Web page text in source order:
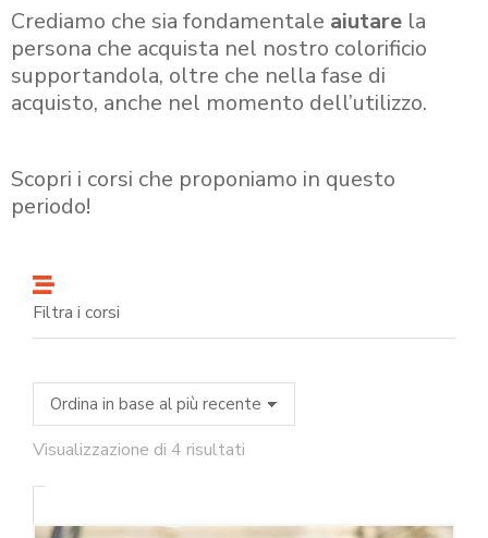
Crediamo che sia fondamentale aiutare la
persona che acquista nel nostro colorificio
supportandola, oltre che nella fase di
acquisto, anche nel momento dell’utilizzo.
Scopri i corsi che proponiamo in questo
periodo!
Filtra i corsi
Visualizzazione di 4 risultati